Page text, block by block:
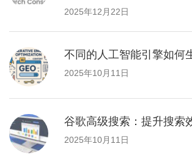
2025年12月22日
不同的人工智能引擎如何
2025年10月11日
谷歌高级搜索：提升搜索
2025年10月11日